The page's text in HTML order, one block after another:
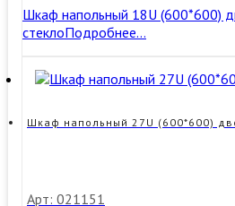
Шкаф напольный 18U (600*600)
стеклоПодробнее…
Шкаф напольный 27U (600*600)
Арт: 021151